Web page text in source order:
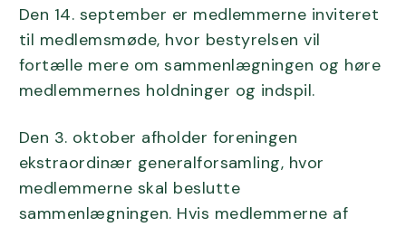
Den 14. september er medlemmerne inviteret
til medlemsmøde, hvor bestyrelsen vil
fortælle mere om sammenlægningen og høre
medlemmernes holdninger og indspil.
Den 3. oktober afholder foreningen
ekstraordinær generalforsamling, hvor
medlemmerne skal beslutte
sammenlægningen. Hvis medlemmerne af